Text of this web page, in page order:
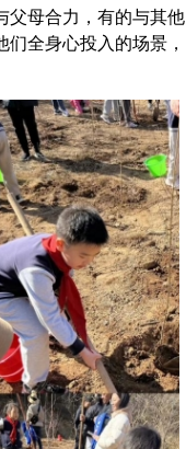
父母合力，有的与其他
全身心投入的场景，